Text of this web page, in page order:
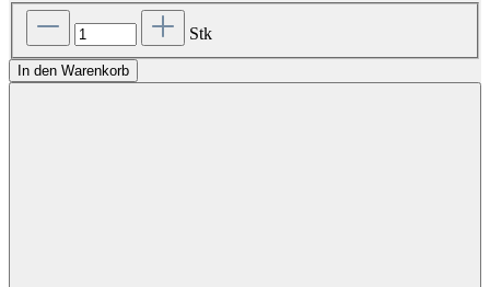
Stk
In den Warenkorb